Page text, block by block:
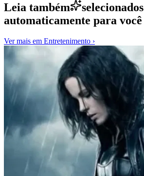
Leia também
selecionados
automaticamente para você
Ver mais em Entretenimento ›